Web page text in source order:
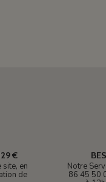
€
en
de
Notre
86 45 50